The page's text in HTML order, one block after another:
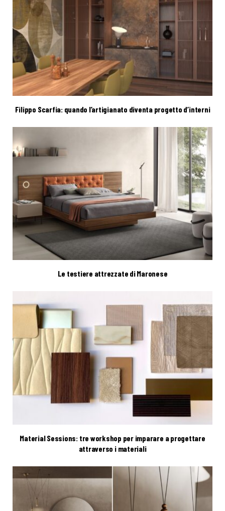
Filippo Scarfia: quando l’artigianato diventa progetto d’interni
Le testiere attrezzate di Maronese
Material Sessions: tre workshop per imparare a progettare
attraverso i materiali